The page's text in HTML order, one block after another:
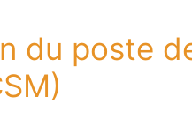
du poste